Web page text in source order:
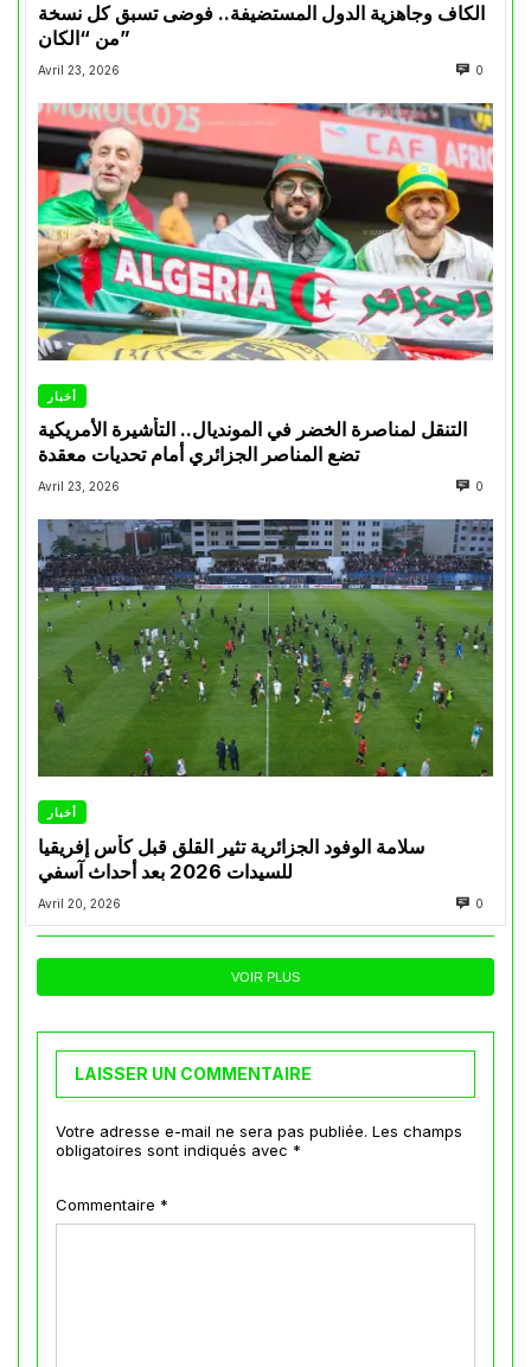
الكاف وجاهزية الدول المستضيفة.. فوضى تسبق كل نسخة
من “الكان”
Avril 23, 2026 0
أخبار
التنقل لمناصرة الخضر في المونديال.. التأشيرة الأمريكية
تضع المناصر الجزائري أمام تحديات معقدة
Avril 23, 2026 0
أخبار
سلامة الوفود الجزائرية تثير القلق قبل كأس إفريقيا
للسيدات 2026 بعد أحداث آسفي
Avril 20, 2026 0
VOIR PLUS
LAISSER UN COMMENTAIRE
Votre adresse e-mail ne sera pas publiée. Les champs
obligatoires sont indiqués avec *
Commentaire *